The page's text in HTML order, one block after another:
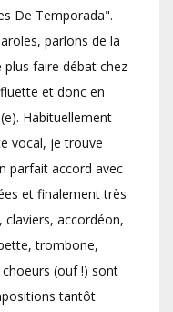
De Temporada".
parlons de la
plus faire débat chez
et donc en
Habituellement
vocal, je trouve
parfait accord avec
et finalement très
claviers, accordéon,
trombone,
(ouf !) sont
tantôt